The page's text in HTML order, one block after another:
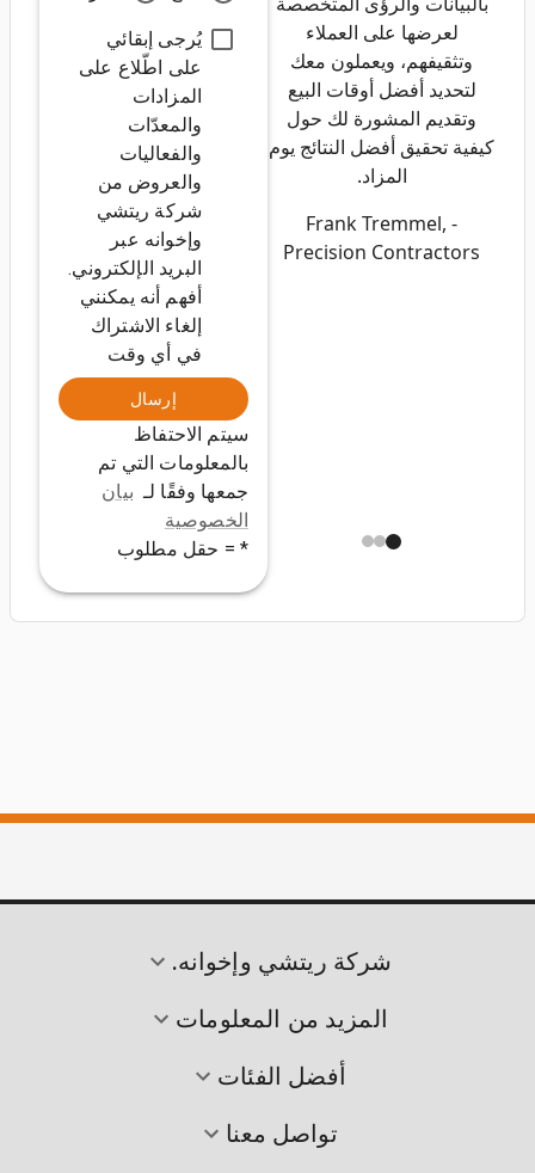
يُرجى إبقائي
على اطّلاع على
المزادات
والمعدّات
والفعاليات
والعروض من
شركة ريتشي
وإخوانه عبر
البريد الإلكتروني.
أفهم أنه يمكنني
إلغاء الاشتراك
في أي وقت
إرسال
سيتم الاحتفاظ
بالمعلومات التي تم
جمعها وفقًا لـ بيان
الخصوصية
* = حقل مطلوب
لعرضها على العملاء
وتثقيفهم، ويعملون معك
لتحديد أفضل أوقات البيع
وتقديم المشورة لك حول
كيفية تحقيق أفضل النتائج يوم
المزاد.
- Frank Tremmel,
Precision Contractors
شركة ريتشي وإخوانه.
المزيد من المعلومات
أفضل الفئات
تواصل معنا